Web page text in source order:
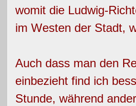
womit die Ludwig-
im Westen der Stadt,
Auch dass man den
einbezieht find ich
Stunde, während